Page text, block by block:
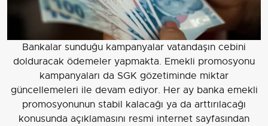
Bankalar sunduğu kampanyalar vatandaşın cebini
dolduracak ödemeler yapmakta. Emekli promosyonu
kampanyaları da SGK gözetiminde miktar
güncellemeleri ile devam ediyor. Her ay banka emekli
promosyonunun stabil kalacağı ya da arttırılacağı
konusunda açıklamasını resmi internet sayfasından